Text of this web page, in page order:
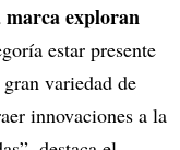
marca exploran
estar presente
variedad de
innovaciones a la